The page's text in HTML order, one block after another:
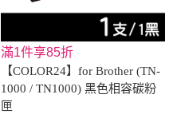
滿1件享85折
【COLOR24】for Brother (TN-
1000 / TN1000) 黑色相容碳粉
匣